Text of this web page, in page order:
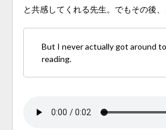
と共感してくれる先生。でもその後、
But I never actually got around to
reading.